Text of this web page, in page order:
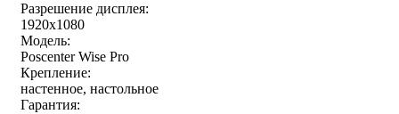
Разрешение дисплея:
1920x1080
Модель:
Poscenter Wise Pro
Крепление:
настенное, настольное
Гарантия: